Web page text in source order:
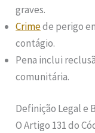
graves.
Crimede perigo
contágio.
Pena inclui
comunitária.
Definição Legal e
O Artigo 131 do